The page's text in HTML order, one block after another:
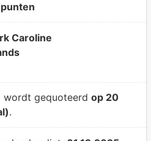
Caroline
wordt gequoteerd op 20
.